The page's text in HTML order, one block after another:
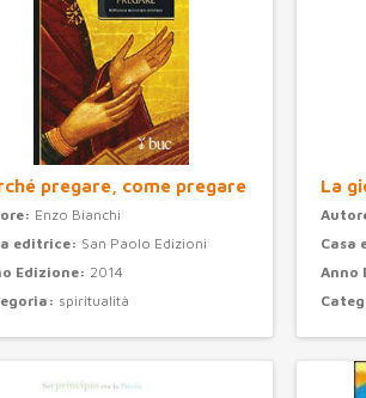
pregare, come pregare
Enzo Bianchi
editrice: San Paolo Edizioni
Edizione: 2014
spiritualità
La
Casa
Anno